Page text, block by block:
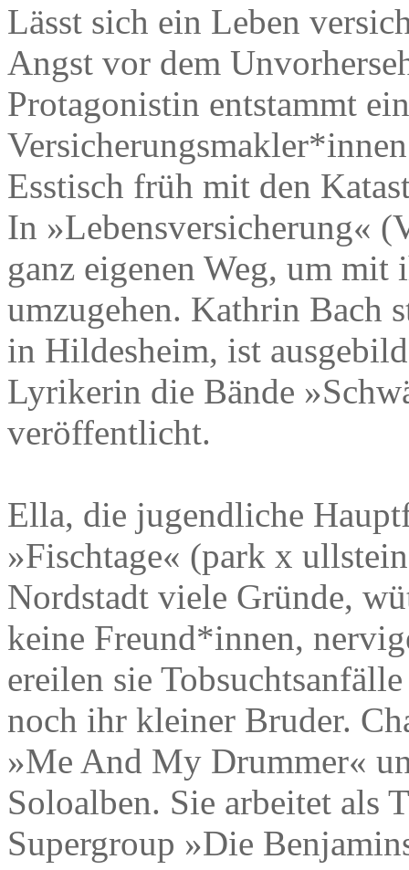
Lässt sich ein Leben
Angst vor dem
Protagonistin entstammt
Esstisch früh mit den
In »Lebensversicherung«
ganz eigenen Weg, um
umzugehen. Kathrin Bach
in Hildesheim, ist
Lyrikerin die Bände
veröffentlicht.
Ella, die jugendliche
»Fischtage« (park x
Nordstadt viele Gründe,
keine Freund*innen,
ereilen sie
noch ihr kleiner Bruder.
»Me And My Drummer«
Soloalben. Sie arbeitet als
Supergroup »Die